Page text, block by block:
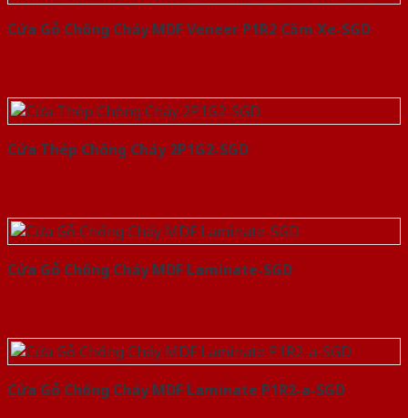
Cửa Gỗ Chống Cháy MDF Veneer P1R2 Căm Xe-SGD
Cửa Thép Chống Cháy 2P1G2-SGD
Cửa Gỗ Chống Cháy MDF Laminate-SGD
Cửa Gỗ Chống Cháy MDF Laminate P1R2-a-SGD